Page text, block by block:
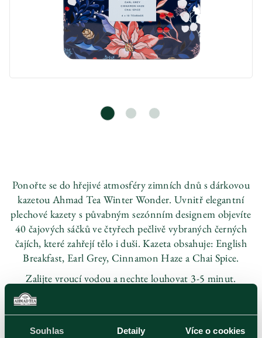
Souhlas Detaily Více o cookies
Ponořte se do hřejivé atmosféry zimních dnů s dárkovou
kazetou Ahmad Tea Winter Wonder. Uvnitř elegantní
plechové kazety s půvabným sezónním designem objevíte
40 čajových sáčků ve čtyřech pečlivě vybraných černých
čajích, které zahřejí tělo i duši. Kazeta obsahuje: English
Breakfast, Earl Grey, Cinnamon Haze a Chai Spice.
Zalijte vroucí vodou a nechte louhovat 3-5 minut.